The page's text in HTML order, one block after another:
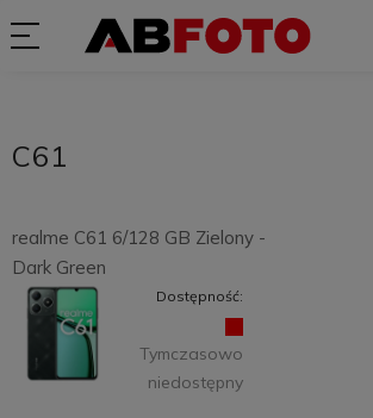
C61
realme C61 6/128 GB Zielony -
Dark Green
Dostępność:
Tymczasowo
niedostępny